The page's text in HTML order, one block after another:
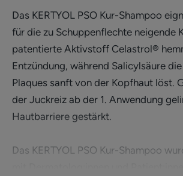
Das KERTYOL PSO Kur-Shampoo
für die zu Schuppenflechte neigende
patentierte Aktivstoff Celastrol®
Entzündung, während Salicylsäure
Plaques sanft von der Kopfhaut löst.
der Juckreiz ab der 1. Anwendung
Hautbarriere gestärkt.
Das KERTYOL PSO Kur-Shampoo